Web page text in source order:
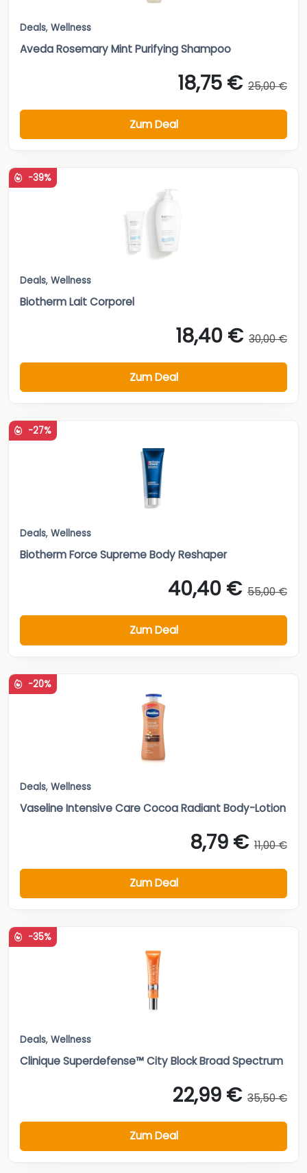
Deals, Wellness
Aveda Rosemary Mint Purifying Shampoo
18,75 € 25,00 €
Zum Deal
-39%
Deals, Wellness
Biotherm Lait Corporel
18,40 € 30,00 €
Zum Deal
-27%
Deals, Wellness
Biotherm Force Supreme Body Reshaper
40,40 € 55,00 €
Zum Deal
-20%
Deals, Wellness
Vaseline Intensive Care Cocoa Radiant Body-Lotion
8,79 € 11,00 €
Zum Deal
-35%
Deals, Wellness
Clinique Superdefense™ City Block Broad Spectrum
22,99 € 35,50 €
Zum Deal